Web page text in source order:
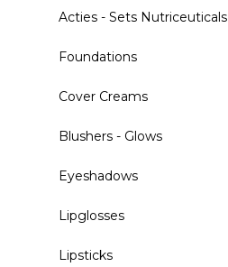
Acties - Sets Nutriceuticals
Foundations
Cover Creams
Blushers - Glows
Eyeshadows
Lipglosses
Lipsticks